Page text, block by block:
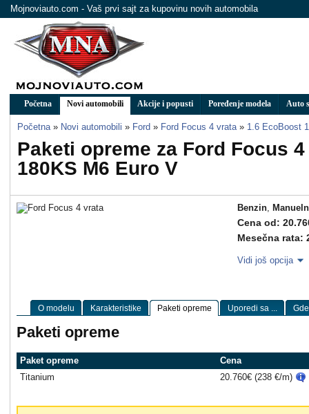
Mojnoviauto.com - Vaš prvi sajt za kupovinu novih automobila
Početna Novi automobili Akcije i popusti Poređenje modela Auto
Početna » Novi automobili » Ford » Ford Focus 4 vrata » 1.6 EcoBoost
Paketi opreme za Ford Focus
180KS M6 Euro V
Benzin,
Cena od:
Mesečna rata:
Vidi još opcija
O modelu Karakteristike Paketi opreme Uporedi sa ...
Paketi opreme
Paket opreme
Cena
Titanium
20.760€ (238 €/m)